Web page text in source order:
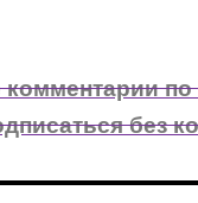
по
без